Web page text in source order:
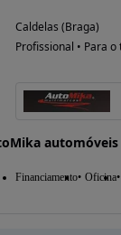
Caldelas (Braga)
Profissional • Para o
automóveis
Financiamento Oficina